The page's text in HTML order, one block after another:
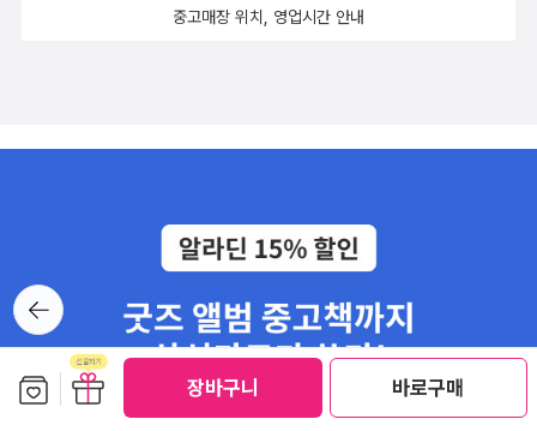
장바구니 바로구매
에 대한 지식을 쌓아두는 것이 필요할 것 같다.이 글은 출판사로부터
뒤로가
기
중고매장 위치, 영업시간 안내